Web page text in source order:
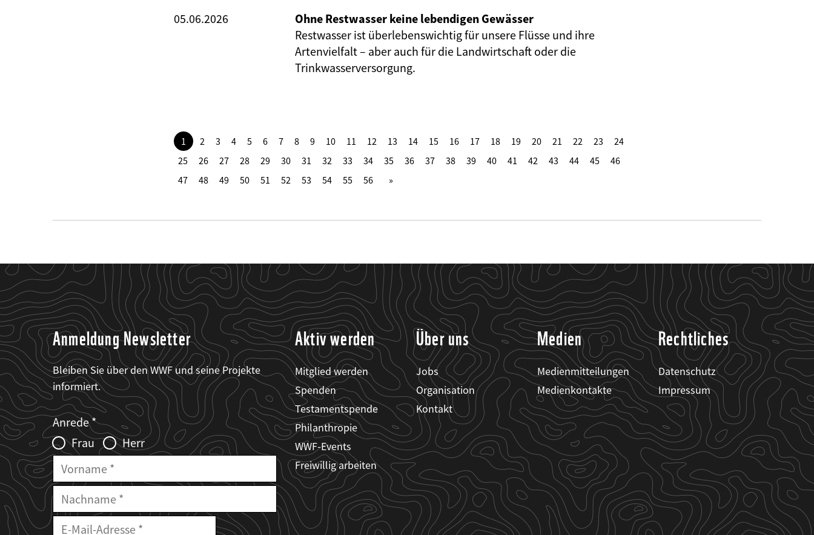
05.06.2026
Ohne Restwasser keine lebendigen Gewässer
Restwasser ist überlebenswichtig für unsere Flüsse und ihre
Artenvielfalt – aber auch für die Landwirtschaft oder die
Trinkwasserversorgung.
1 2 3 4 5 6 7 8 9 10 11 12 13 14 15 16 17 18 19 20 21 22 23
24
25
26 27 28 29 30 31 32 33 34 35 36 37 38 39 40 41 42 43 44 45
46
47
48 49 50 51 52 53 54 55 56
Anmeldung Newsletter
Bleiben Sie über den WWF und seine Projekte
informiert.
Web2Case
Infofelder
Fieldset
anrede_name
Anrede
Frau
Herr
Vorname
Nachname
E-
Mailadresse
Aktiv werden
Mitglied werden
Spenden
Testamentspende
Philanthropie
WWF-Events
Freiwillig arbeiten
Über uns
Jobs
Organisation
Kontakt
Medien
Medienmitteilungen
Medienkontakte
Rechtliches
Datenschutz
Impressum